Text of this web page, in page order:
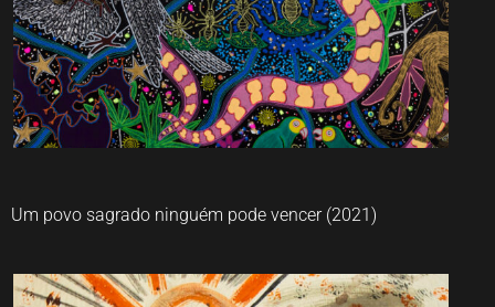
Um povo sagrado ninguém pode vencer (2021)